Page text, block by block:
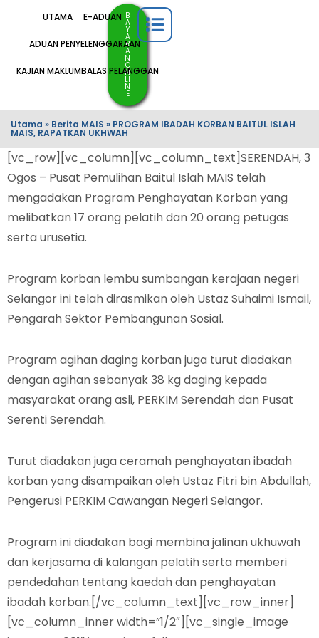
UTAMA E-ADUAN
ADUAN PENYELENGGARAAN
KAJIAN MAKLUMBALAS PELANGGAN
B
A
Y
A
R
A
N
O
N
LI
N
E
Utama » Berita MAIS » PROGRAM IBADAH KORBAN BAITUL ISLAH
MAIS, RAPATKAN UKHWAH
[vc_row][vc_column][vc_column_text]SERENDAH, 3
Ogos – Pusat Pemulihan Baitul Islah MAIS telah
mengadakan Program Penghayatan Korban yang
melibatkan 17 orang pelatih dan 20 orang petugas
serta urusetia.
Program korban lembu sumbangan kerajaan negeri
Selangor ini telah dirasmikan oleh Ustaz Suhaimi Ismail,
Pengarah Sektor Pembangunan Sosial.
Program agihan daging korban juga turut diadakan
dengan agihan sebanyak 38 kg daging kepada
masyarakat orang asli, PERKIM Serendah dan Pusat
Serenti Serendah.
Turut diadakan juga ceramah penghayatan ibadah
korban yang disampaikan oleh Ustaz Fitri bin Abdullah,
Pengerusi PERKIM Cawangan Negeri Selangor.
Program ini diadakan bagi membina jalinan ukhuwah
dan kerjasama di kalangan pelatih serta memberi
pendedahan tentang kaedah dan penghayatan
ibadah korban.[/vc_column_text][vc_row_inner]
[vc_column_inner width=”1/2″][vc_single_image